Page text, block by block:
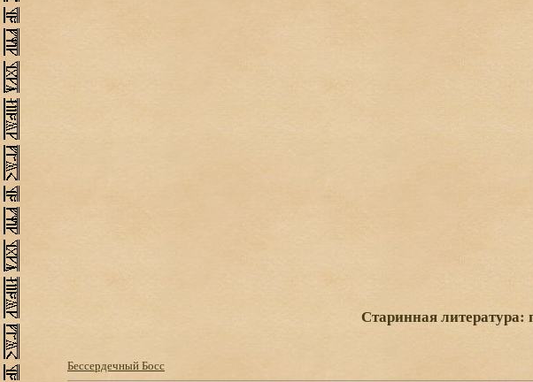
Старинная литература:
Бессердечный Босс